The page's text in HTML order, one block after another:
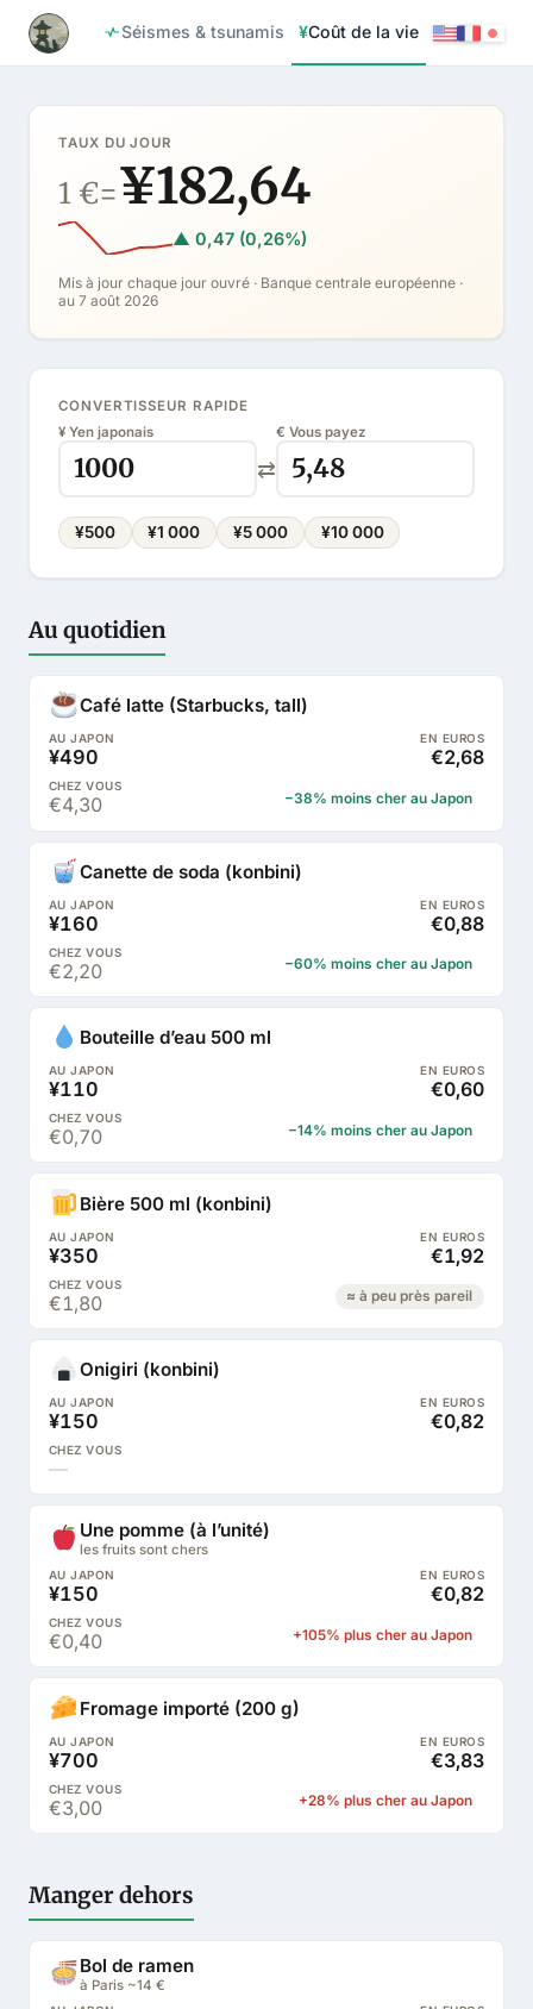
Séismes & tsunamis ¥Coût de la vie
TAUX DU JOUR
1 €=¥182,64
▲ 0,47 (0,26%)
Mis à jour chaque jour ouvré · Banque centrale européenne ·
au 7 août 2026
CONVERTISSEUR RAPIDE
¥ Yen japonais
⇄
€ Vous payez
¥500 ¥1 000 ¥5 000 ¥10 000
Au quotidien
Café latte (Starbucks, tall)
¥490
€2,68
€4,30
−38% moins cher au Japon
Canette de soda (konbini)
¥160
€0,88
€2,20
−60% moins cher au Japon
Bouteille d’eau 500 ml
¥110
€0,60
€0,70
−14% moins cher au Japon
Bière 500 ml (konbini)
¥350
€1,92
€1,80
≈ à peu près pareil
Onigiri (konbini)
¥150
€0,82
—
Une pomme (à l’unité)
les fruits sont chers
¥150
€0,82
€0,40
+105% plus cher au Japon
Fromage importé (200 g)
¥700
€3,83
€3,00
+28% plus cher au Japon
Manger dehors
Bol de ramen
à Paris ~14 €